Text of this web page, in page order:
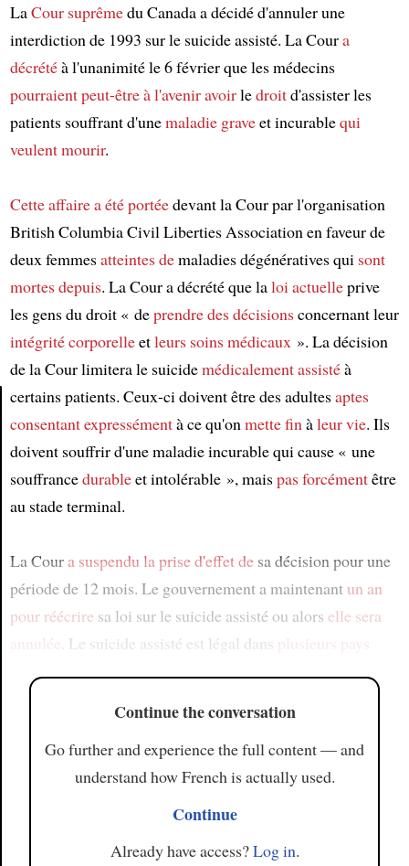
LaCour suprêmedu Canada a décidé d'annuler une
interdiction de 1993 sur le suicide assisté. La Coura
décrétéà l'unanimité le 6 février que les médecins
pourraient peut-être à l'avenir avoirledroitd'assister les
patients souffrant d'unemaladie graveet incurablequi
veulent mourir.
Cette affairea été portéedevant la Cour par l'organisation
British Columbia Civil Liberties Association en faveur de
deux femmesatteintes demaladies dégénératives qui sont
mortes depuis. La Cour a décrété que laloi actuelleprive
les gens du droit « deprendre des décisionsconcernant leur
intégrité corporelleetleurs soins médicaux». La décision
de la Cour limitera le suicidemédicalement assistéà
certains patients. Ceux-ci doivent être des adultesaptes
consentant expressémentà ce qu'onmette finàleur vie. Ils
doivent souffrir d'une maladie incurable qui cause « une
souffrancedurableet intolérable », maispas forcémentêtre
au stade terminal.
La Coura suspendu la prise d'effet desa décision pour une
période de 12 mois. Le gouvernement a maintenantun an
pour réécrire sa loi sur le suicide assisté ou alors elle sera
annulée . Le suicide assisté est légal dans plusieurs pays
Continue the conversation
Go further and experience the full content — and
understand how French is actually used.
Continue
Already have access?Log in.